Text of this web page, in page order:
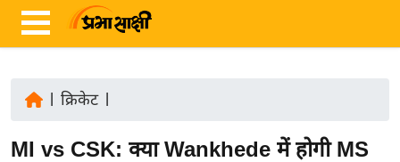
ज़ा
क्रिकेट|
MI vs CSK: क्या Wankhede में होगी MS